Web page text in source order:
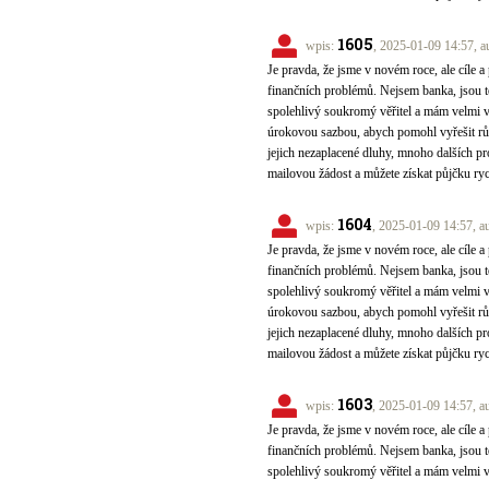
wpis: 1605, 2025-01-09 14:57,
Je pravda, že jsme v novém roce, ale cíle
finančních problémů. Nejsem banka, jsou
spolehlivý soukromý věřitel a mám velmi
úrokovou sazbou, abych pomohl vyřešit
jejich nezaplacené dluhy, mnoho dalších
mailovou žádost a můžete získat půjčku
wpis: 1604, 2025-01-09 14:57,
Je pravda, že jsme v novém roce, ale cíle
finančních problémů. Nejsem banka, jsou
spolehlivý soukromý věřitel a mám velmi
úrokovou sazbou, abych pomohl vyřešit
jejich nezaplacené dluhy, mnoho dalších
mailovou žádost a můžete získat půjčku
wpis: 1603, 2025-01-09 14:57,
Je pravda, že jsme v novém roce, ale cíle
finančních problémů. Nejsem banka, jsou
spolehlivý soukromý věřitel a mám velmi